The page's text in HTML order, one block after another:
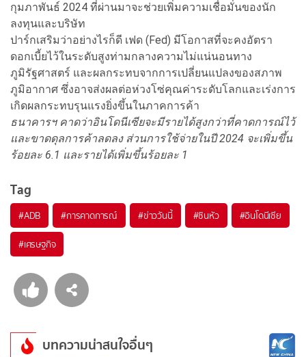
กุมภาพันธ์ 2024 ที่ผ่านมาจะช่วยเพิ่มความเชื่อมั่นของนัก
ลงทุนและบริษัท
ปาร์กเสริมว่าอย่างไรก็ดี เฟด (Fed) มีโอกาสที่จะคงอัตรา
ดอกเบี้ยไว้ในระดับสูงท่ามกลางความไม่แน่นอนทาง
ภูมิรัฐศาสตร์ และผลกระทบจากการเปลี่ยนแปลงของสภาพ
ภูมิอากาศ ซึ่งอาจส่งผลต่อห่วงโซ่คุณค่าระดับโลกและเร่งการ
เกิดผลกระทบรุนแรงยิ่งขึ้นในภาคการค้า
ธนาคารฯ คาดว่าอินโดนีเซียจะมีรายได้สูงกว่าที่คาดการณ์ไว้
และขาดดุลการค้าลดลง ส่วนการใช้จ่ายในปี 2024 จะเพิ่มขึ้น
ร้อยละ 6.1 และรายได้เพิ่มขึ้นร้อยละ 1
Tag
#ADB #การคาดการณ์ #ข่าววันนี้ #ซินหัว #อินโดนีเซีย
#เศรษฐกิจ
บทความน่าสนใจอื่นๆ